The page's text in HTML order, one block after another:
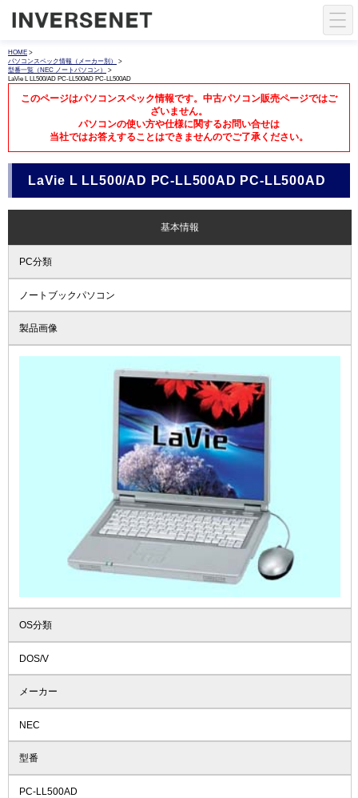
HOME >
パソコンスペック情報（メーカー別）
>
型番一覧（NEC ノートパソコン）
>
LaVie L LL500/AD PC-LL500AD PC-LL500AD
このページはパソコンスペック情報です。中古パソコン販売ページではご
ざいません。
パソコンの使い方や仕様に関するお問い合せは
当社ではお答えすることはできませんのでご了承ください。
LaVie L LL500/AD PC-LL500AD PC-LL500AD
基本情報
PC分類
ノートブックパソコン
製品画像
OS分類
DOS/V
メーカー
NEC
型番
PC-LL500AD